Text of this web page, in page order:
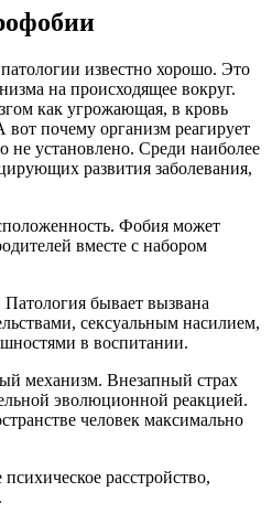
известно хорошо. Это
на происходящее вокруг.
как угрожающая, в кровь
почему организм реагирует
не установлено. Среди наиболее
развития заболевания,
Фобия может
вместе с набором
бывает вызвана
сексуальным насилием,
в воспитании.
механизм. Внезапный страх
эволюционной реакцией.
человек максимально
расстройство,